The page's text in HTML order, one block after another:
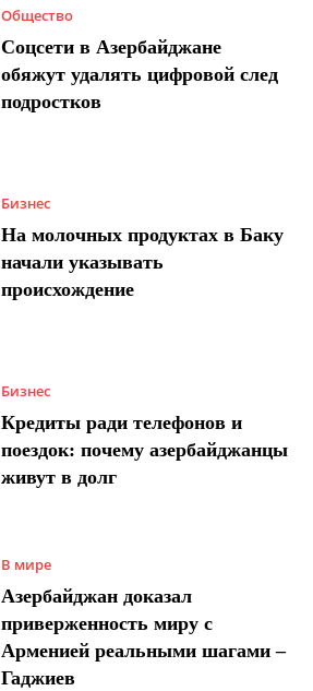
Общество
Соцсети в Азербайджане
обяжут удалять цифровой след
подростков
Бизнес
На молочных продуктах в Баку
начали указывать
происхождение
Бизнес
Кредиты ради телефонов и
поездок: почему азербайджанцы
живут в долг
В мире
Азербайджан доказал
приверженность миру с
Арменией реальными шагами –
Гаджиев